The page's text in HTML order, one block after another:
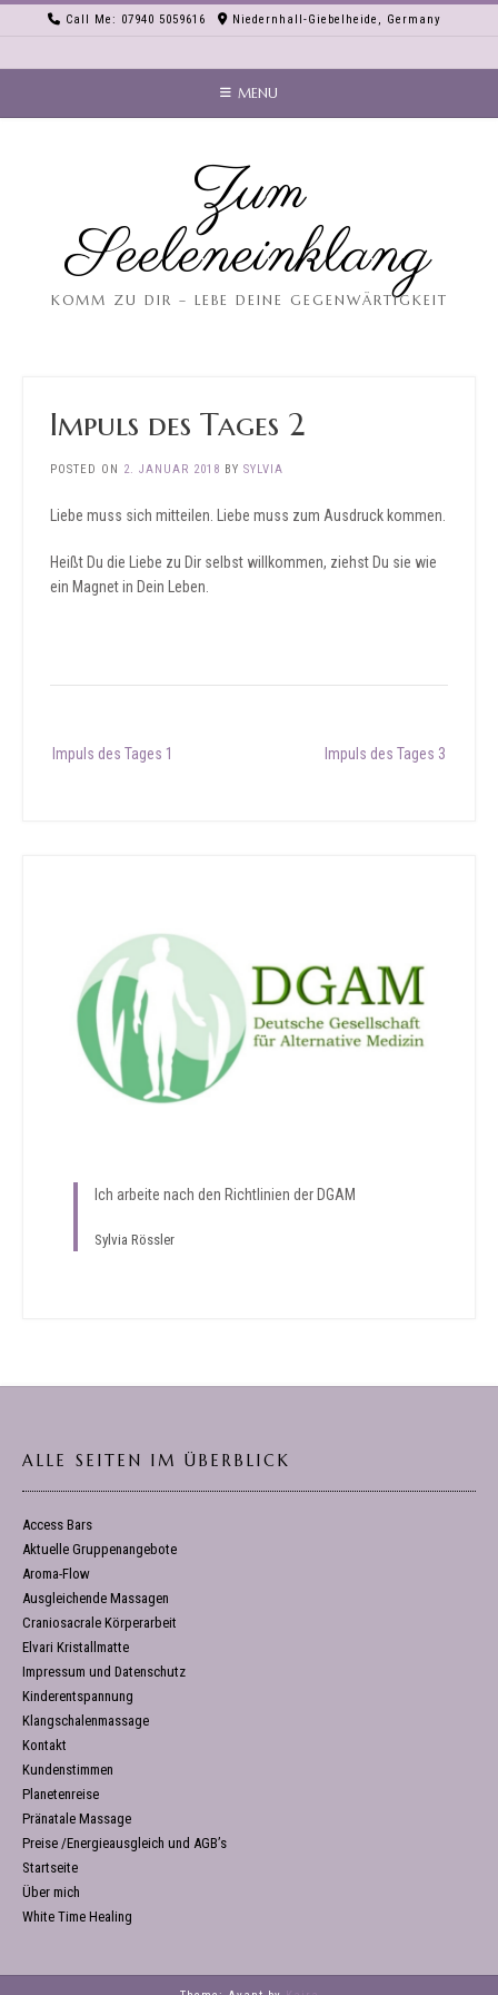
Call Me: 07940 5059616 Niedernhall-Giebelheide, Germany
MENU
Zum
Seeleneinklang
KOMM ZU DIR – LEBE DEINE GEGENWÄRTIGKEIT
Impuls des Tages 2
POSTED ON 2. JANUAR 2018 BY SYLVIA
Liebe muss sich mitteilen. Liebe muss zum Ausdruck kommen.
Heißt Du die Liebe zu Dir selbst willkommen, ziehst Du sie wie
ein Magnet in Dein Leben.
navigation
Impuls des Tages 1 Impuls des Tages 3
Ich arbeite nach den Richtlinien der DGAM
Sylvia Rössler
ALLE SEITEN IM ÜBERBLICK
Access Bars
Aktuelle Gruppenangebote
Aroma-Flow
Ausgleichende Massagen
Craniosacrale Körperarbeit
Elvari Kristallmatte
Impressum und Datenschutz
Kinderentspannung
Klangschalenmassage
Kontakt
Kundenstimmen
Planetenreise
Pränatale Massage
Preise /Energieausgleich und AGB’s
Startseite
Über mich
White Time Healing